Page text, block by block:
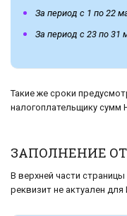
За период с 1 по 22
За период с 23 по 31
Такие же сроки
налогоплательщику сумм
ЗАПОЛНЕНИЕ
В верхней части
реквизит не актуален для